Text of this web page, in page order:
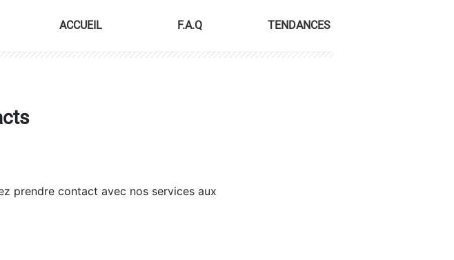
ACCUEIL F.A.Q TENDANCES
prendre contact avec nos services aux